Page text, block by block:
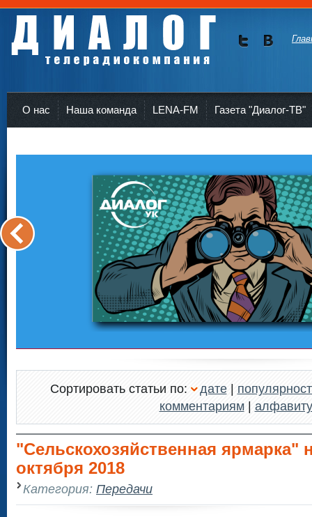
О нас Наша команда LENA-FM Газета "Диалог-ТВ"
Сортировать статьи по: дате|
комментариям| алфавиту
"Сельскохозяйственная ярмарка"
октября 2018
Категория: Передачи